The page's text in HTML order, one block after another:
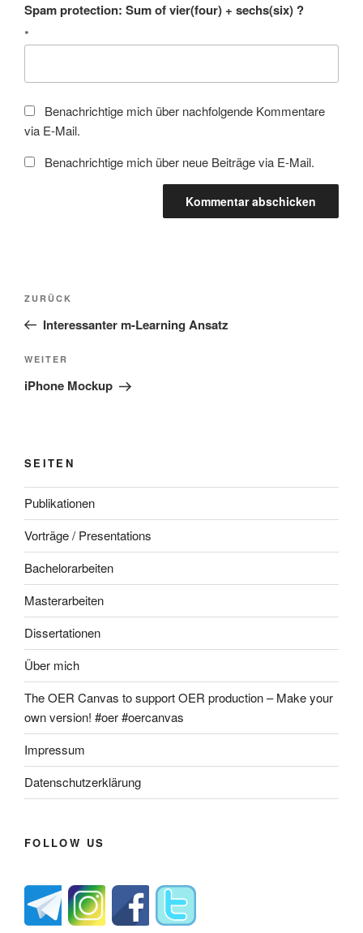
Spam protection: Sum of vier(four) + sechs(six) ?
*
Benachrichtige mich über nachfolgende Kommentare
via E-Mail.
Benachrichtige mich über neue Beiträge via E-Mail.
Beitragsnavigation
Vorheriger
Beitrag
ZURÜCK
Interessanter m-Learning Ansatz
Nächster
Beitrag
WEITER
iPhone Mockup
SEITEN
Publikationen
Vorträge / Presentations
Bachelorarbeiten
Masterarbeiten
Dissertationen
Über mich
The OER Canvas to support OER production – Make your
own version! #oer #oercanvas
Impressum
Datenschutzerklärung
FOLLOW US